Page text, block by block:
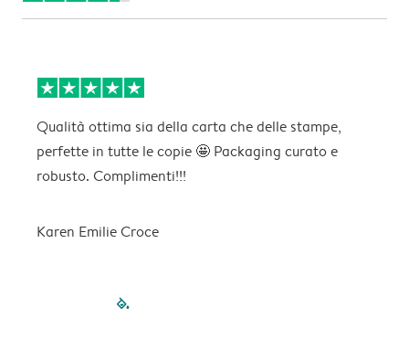
Qualità ottima sia della carta che delle stampe,
perfette in tutte le copie 🤩 Packaging curato e
robusto. Complimenti!!!
Karen Emilie Croce
filled-pagination